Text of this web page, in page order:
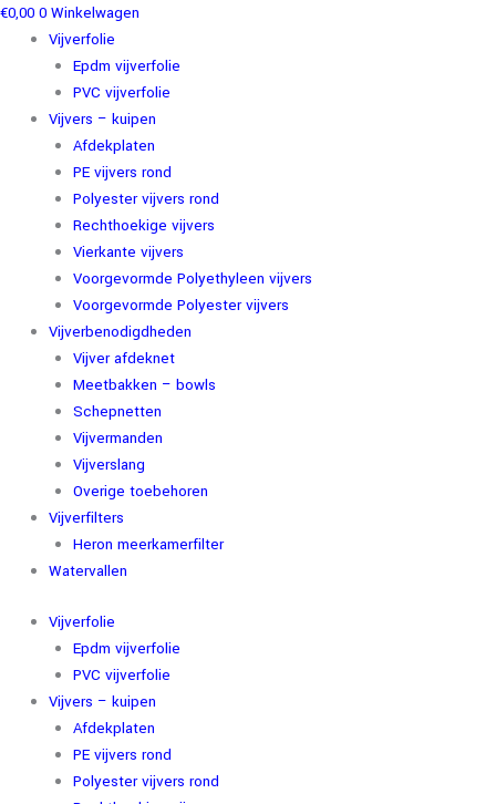
€0,00 0 Winkelwagen
Vijverfolie
Epdm vijverfolie
PVC vijverfolie
Vijvers – kuipen
Afdekplaten
PE vijvers rond
Polyester vijvers rond
Rechthoekige vijvers
Vierkante vijvers
Voorgevormde Polyethyleen vijvers
Voorgevormde Polyester vijvers
Vijverbenodigdheden
Vijver afdeknet
Meetbakken – bowls
Schepnetten
Vijvermanden
Vijverslang
Overige toebehoren
Vijverfilters
Heron meerkamerfilter
Watervallen
Vijverfolie
Epdm vijverfolie
PVC vijverfolie
Vijvers – kuipen
Afdekplaten
PE vijvers rond
Polyester vijvers rond